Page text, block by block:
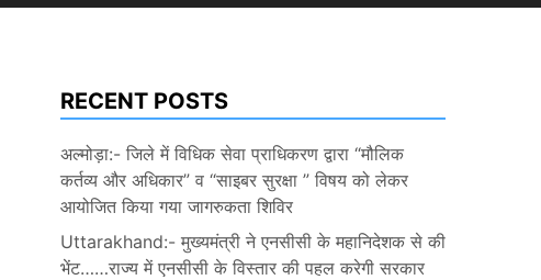
RECENT POSTS
अल्मोड़ा:- जिले में विधिक सेवा प्राधिकरण द्वारा “मौलिक
कर्तव्य और अधिकार” व “साइबर सुरक्षा ” विषय को लेकर
आयोजित किया गया जागरुकता शिविर
Uttarakhand:- मुख्यमंत्री ने एनसीसी के महानिदेशक से की
भेंट……राज्य में एनसीसी के विस्तार की पहल करेगी सरकार